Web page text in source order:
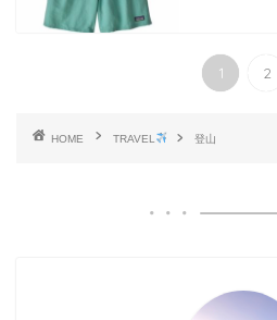
1 2
HOME TRAVEL 登山